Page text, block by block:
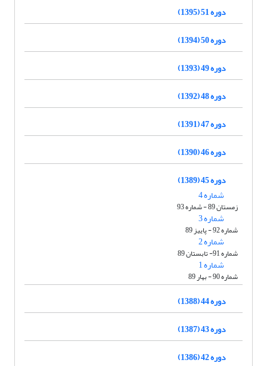
دوره 51 (1395)
دوره 50 (1394)
دوره 49 (1393)
دوره 48 (1392)
دوره 47 (1391)
دوره 46 (1390)
دوره 45 (1389)
شماره 4
زمستان 89 - شماره 93
شماره 3
شماره 92 - پاییز 89
شماره 2
شماره 91- تابستان 89
شماره 1
شماره 90 - بهار 89
دوره 44 (1388)
دوره 43 (1387)
دوره 42 (1386)